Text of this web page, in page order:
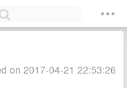
on 2017-04-21 22:53:26